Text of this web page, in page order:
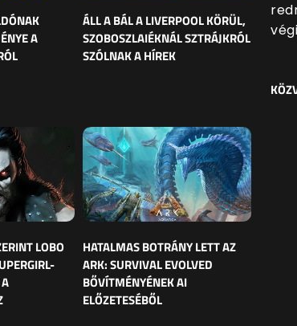
A
ÁLL A BÁL A LIVERPOOL KÖRÜL,
SZOBOSZLAIÉKNÁL SZTRÁJKRÓL
SZÓLNAK A HÍREK
LOBO
HATALMAS BOTRÁNY LETT AZ
ARK: SURVIVAL EVOLVED
BŐVÍTMÉNYÉNEK AI
ELŐZETESÉBŐL